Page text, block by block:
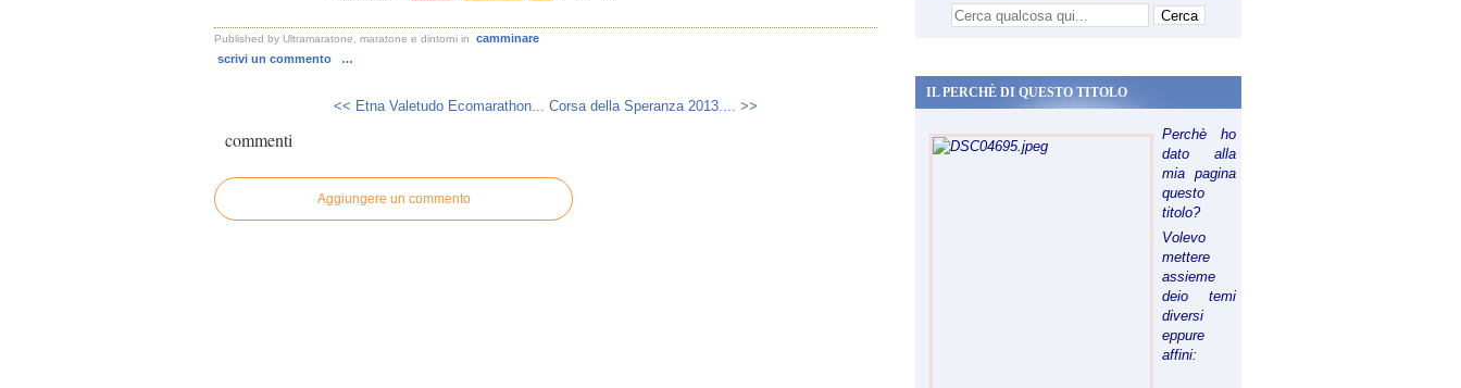
Published by Ultramaratone, maratone e dintorni in
camminare
scrivi un commento
…
<< Etna Valetudo Ecomarathon... Corsa della Speranza 2013.... >>
commenti
Aggiungere un commento
IL PERCHÈ DI QUESTO TITOLO
Perchè ho
dato alla
mia pagina
questo
titolo?
Volevo
mettere
assieme
deio temi
diversi
eppure
affini: